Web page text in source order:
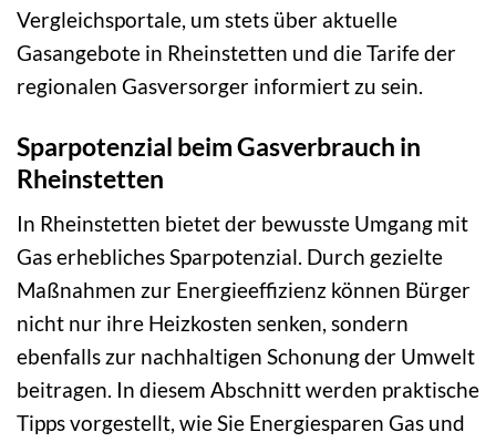
Vergleichsportale, um stets über aktuelle
Gasangebote in Rheinstetten und die Tarife der
regionalen Gasversorger informiert zu sein.
Sparpotenzial beim Gasverbrauch in
Rheinstetten
In Rheinstetten bietet der bewusste Umgang mit
Gas erhebliches Sparpotenzial. Durch gezielte
Maßnahmen zur Energieeffizienz können Bürger
nicht nur ihre Heizkosten senken, sondern
ebenfalls zur nachhaltigen Schonung der Umwelt
beitragen. In diesem Abschnitt werden praktische
Tipps vorgestellt, wie Sie Energiesparen Gas und